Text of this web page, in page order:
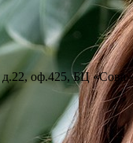
д.22, оф.425, БЦ «Сова»